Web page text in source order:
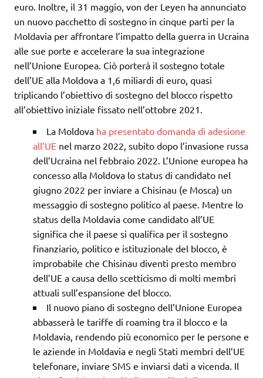
euro. Inoltre, il 31 maggio, von der Leyen ha annunciato
un nuovo pacchetto di sostegno in cinque parti per la
Moldavia per affrontare l’impatto della guerra in Ucraina
alle sue porte e accelerare la sua integrazione
nell’Unione Europea. Ciò porterà il sostegno totale
dell’UE alla Moldova a 1,6 miliardi di euro, quasi
triplicando l’obiettivo di sostegno del blocco rispetto
all’obiettivo iniziale fissato nell’ottobre 2021.
La Moldova ha presentato domanda di adesione
all’UE nel marzo 2022, subito dopo l’invasione russa
dell’Ucraina nel febbraio 2022. L’Unione europea ha
concesso alla Moldova lo status di candidato nel
giugno 2022 per inviare a Chisinau (e Mosca) un
messaggio di sostegno politico al paese. Mentre lo
status della Moldavia come candidato all’UE
significa che il paese si qualifica per il sostegno
finanziario, politico e istituzionale del blocco, è
improbabile che Chisinau diventi presto membro
dell’UE a causa dello scetticismo di molti membri
attuali sull’espansione del blocco.
Il nuovo piano di sostegno dell’Unione Europea
abbasserà le tariffe di roaming tra il blocco e la
Moldavia, rendendo più economico per le persone e
le aziende in Moldavia e negli Stati membri dell’UE
telefonare, inviare SMS e inviarsi dati a vicenda. Il